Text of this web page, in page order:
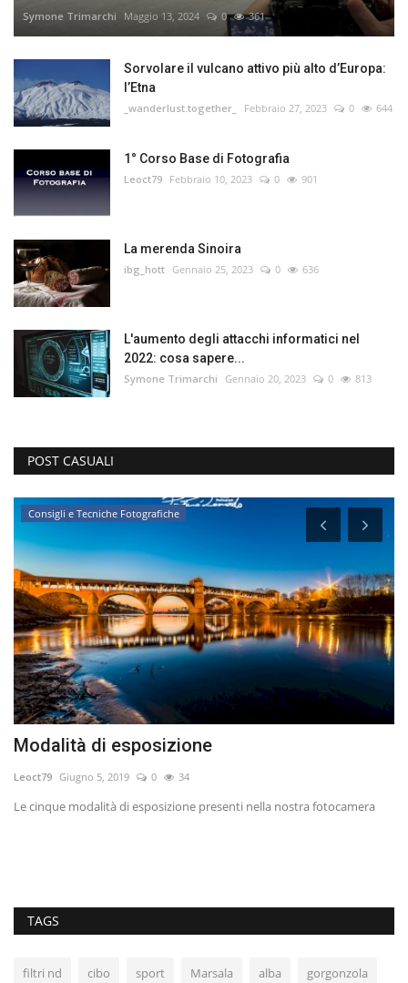
Symone Trimarchi Maggio 13, 2024 0 361
Sorvolare il vulcano attivo più alto d’Europa:
l’Etna
_wanderlust.together_ Febbraio 27, 2023 0 644
1° Corso Base di Fotografia
Leoct79 Febbraio 10, 2023 0 901
La merenda Sinoira
ibg_hott Gennaio 25, 2023 0 636
L'aumento degli attacchi informatici nel
2022: cosa sapere...
Symone Trimarchi Gennaio 20, 2023 0 813
POST CASUALI
Consigli e Tecniche Fotografiche
Modalità di esposizione
Leoct79 Giugno 5, 2019 0 34
Le cinque modalità di esposizione presenti nella nostra fotocamera
TAGS
filtri nd cibo sport Marsala alba gorgonzola